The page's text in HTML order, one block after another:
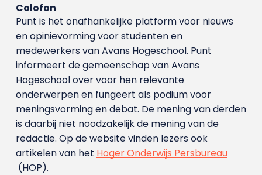
Colofon
Punt is het onafhankelijke platform voor nieuws
en opinievorming voor studenten en
medewerkers van Avans Hoge­school. Punt
informeert de gemeenschap van Avans
Hogeschool over voor hen relevante
onderwerpen en fungeert als podium voor
meningsvorming en debat. De mening van derden
is daarbij niet noodzakelijk de mening van de
redactie. Op de website vinden lezers ook
artikelen van het Hoger Onderwijs Persbureau
(HOP).